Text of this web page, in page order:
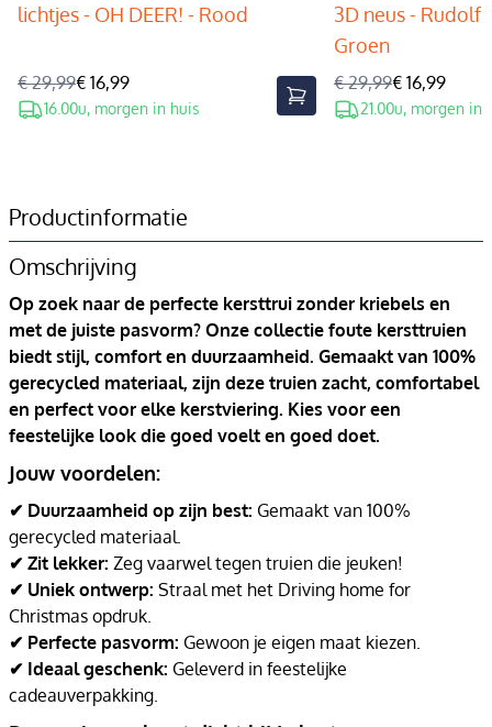
lichtjes - OH DEER! - Rood
€ 29,99€ 16,99
16.00u, morgen in huis
3D neus - Rudolf
Groen
€ 29,99€ 16,99
21.00u, morgen in
Productinformatie
Omschrijving
Op zoek naar de perfecte kersttrui zonder kriebels en
met de juiste pasvorm? Onze collectie foute kersttruien
biedt stijl, comfort en duurzaamheid. Gemaakt van 100%
gerecycled materiaal, zijn deze truien zacht, comfortabel
en perfect voor elke kerstviering. Kies voor een
feestelijke look die goed voelt en goed doet.
Jouw voordelen:
✔ Duurzaamheid op zijn best: Gemaakt van 100%
gerecycled materiaal.
✔ Zit lekker: Zeg vaarwel tegen truien die jeuken!
✔ Uniek ontwerp: Straal met het Driving home for
Christmas opdruk.
✔ Perfecte pasvorm: Gewoon je eigen maat kiezen.
✔ Ideaal geschenk: Geleverd in feestelijke
cadeauverpakking.